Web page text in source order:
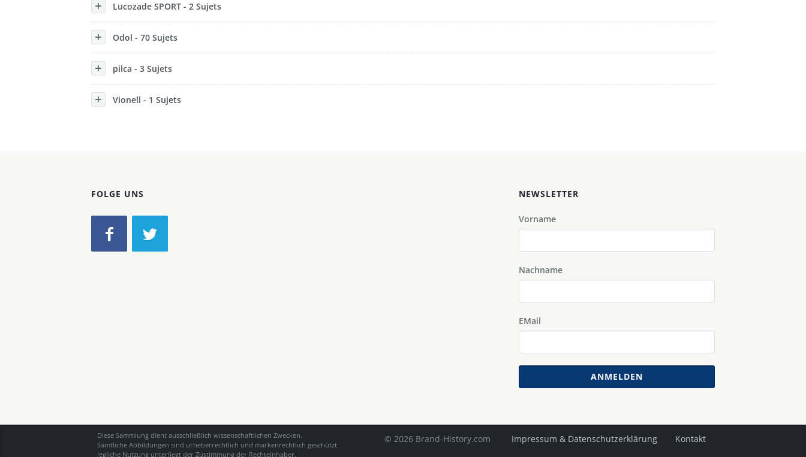
Lucozade SPORT - 2 Sujets
Odol - 70 Sujets
pilca - 3 Sujets
Vionell - 1 Sujets
FOLGE UNS NEWSLETTER
Vorname
Nachname
EMail
ANMELDEN
Impressum & Datenschutzerklärung Kontakt
© 2026 Brand-History.com
Diese Sammlung dient ausschließlich wissenschaftlichen Zwecken.
Sämtliche Abbildungen sind urheberrechtlich und markenrechtlich geschützt.
Jegliche Nutzung unterliegt der Zustimmung der Rechteinhaber.